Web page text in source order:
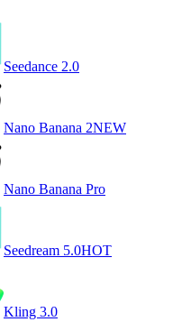
Seedance 2.0
Nano Banana 2NEW
Nano Banana Pro
Seedream 5.0HOT
Kling 3.0